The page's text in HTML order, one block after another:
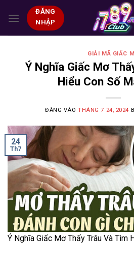
qua
ĐĂNG
NHẬP
GIẢI MÃ GIẤC
Ý Nghĩa Giấc Mơ
Hiểu Con Số
ĐĂNG VÀOTHÁNG 7 24, 2024
Ý Nghĩa Giấc Mơ Thấy Trâu Và Tìm
24
Th7